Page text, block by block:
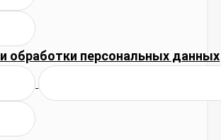
обработки персональных данных